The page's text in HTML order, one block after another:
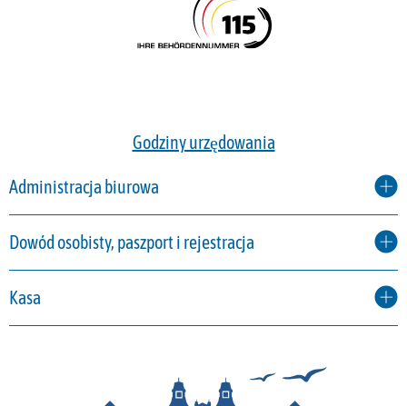
Godziny urzędowania
Administracja biurowa
Dowód osobisty, paszport i rejestracja
Kasa